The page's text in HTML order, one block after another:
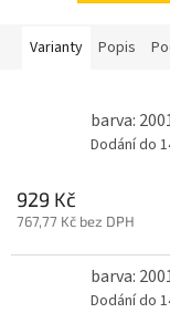
Varianty Popis
barva:
Dodání do
929 Kč
767,77 Kč bez DPH
barva:
Dodání do